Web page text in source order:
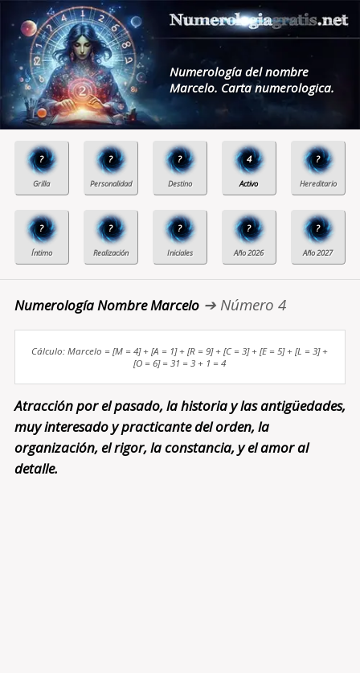
Numerología del nombre
Marcelo. Carta numerologica.
? ? ? 4 ?
? ? ? ? ?
Numerología Nombre Marcelo➔ Número 4
Cálculo: Marcelo = [M = 4] + [A = 1] + [R = 9] + [C = 3] + [E = 5] + [L = 3] +
[O = 6] = 31 = 3 + 1 = 4
Atracción por el pasado, la historia y las antigüedades,
muy interesado y practicante del orden, la
organización, el rigor, la constancia, y el amor al
detalle.